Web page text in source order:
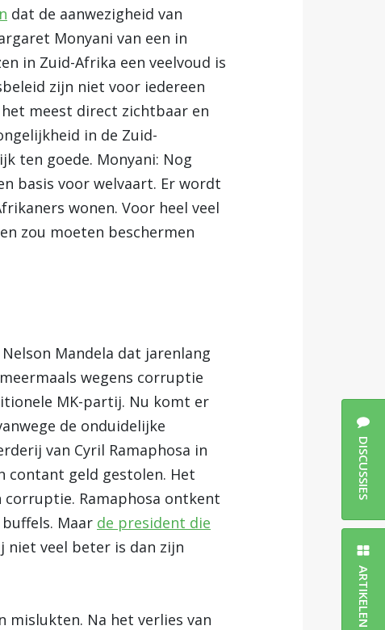
dat de aanwezigheid van
Monyani van een in
in Zuid-Afrika een veelvoud is
zijn niet voor iedereen
meest direct zichtbaar en
in de Zuid-
ten goede. Monyani: Nog
basis voor welvaart. Er wordt
wonen. Voor heel veel
zou moeten beschermen
Mandela dat jarenlang
wegens corruptie
MK-partij. Nu komt er
de onduidelijke
van Cyril Ramaphosa in
contant geld gestolen. Het
Ramaphosa ontkent
Maar de president die
niet veel beter is dan zijn
mislukten. Na het verlies van
DISCUSSIES
ARTIKELEN